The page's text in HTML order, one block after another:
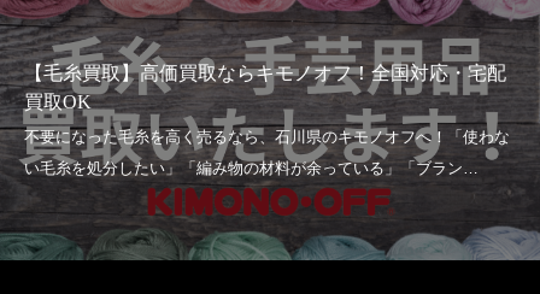
【毛糸買取】高価買取ならキモノオフ！全国対応・宅配
買取OK